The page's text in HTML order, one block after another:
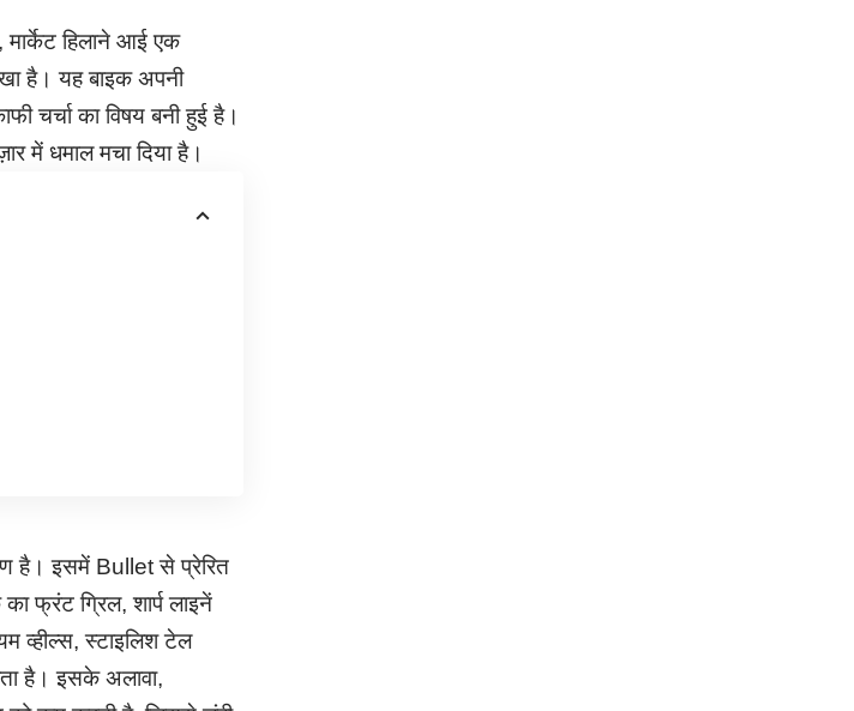
हिलाने आई एक
है। यह बाइक अपनी
चर्चा का विषय बनी हुई है।
में धमाल मचा दिया है।
है। इसमें Bullet से प्रेरित
फ्रंट ग्रिल, शार्प लाइनें
व्हील्स, स्टाइलिश टेल
है। इसके अलावा,